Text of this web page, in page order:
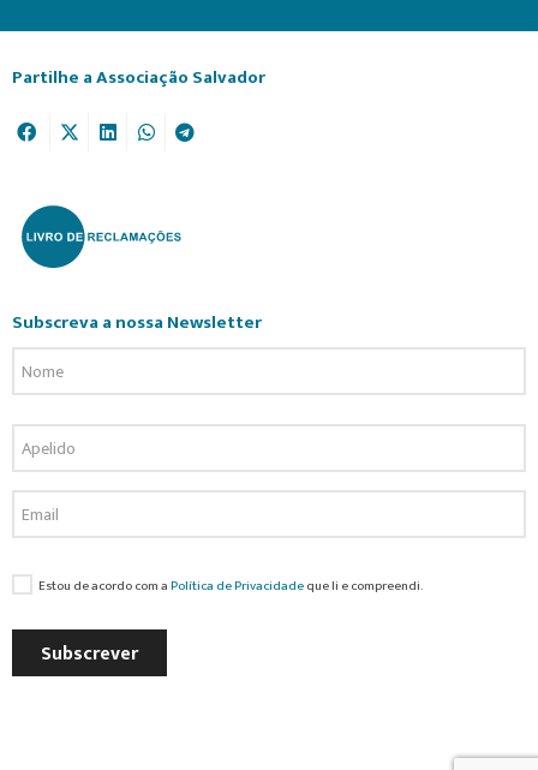
Partilhe a Associação Salvador
Subscreva a nossa Newsletter
Estou de acordo com aPolítica de Privacidadeque li e compreendi.
Subscrever